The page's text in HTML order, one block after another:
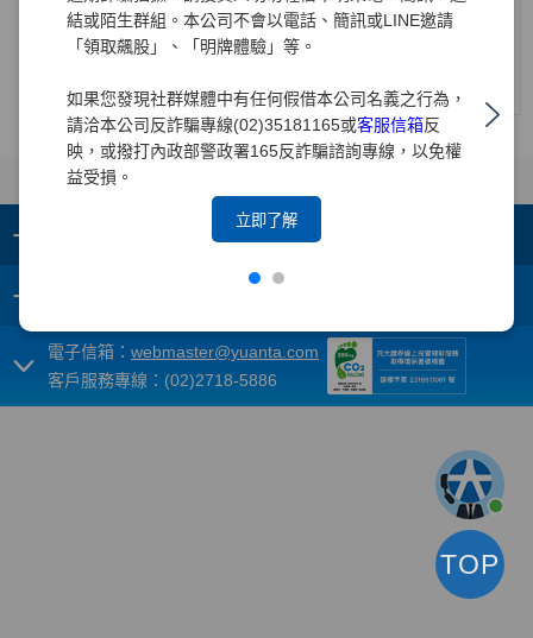
結或陌生群組。本公司不會以電話、簡訊或LINE邀請
「領取飆股」、「明牌體驗」等。
如果您發現社群媒體中有任何假借本公司名義之行為，
請洽本公司反詐騙專線(02)35181165或客服信箱反
映，或撥打內政部警政署165反詐騙諮詢專線，以免權
益受損。
立即了解
+
+
電子信箱： webmaster@yuanta.com
客戶服務專線：(02)2718-5886
TOP